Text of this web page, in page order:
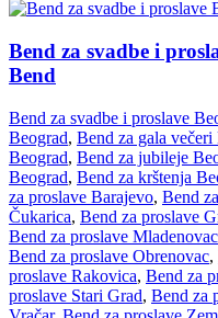
Bend za svadbe i
Bend
Bend za svadbe i proslave
Beograd, Bend za gala večeri
Beograd, Bend za jubileje
Beograd, Bend za krštenja
za proslave Barajevo, Bend
Čukarica, Bend za proslave
Bend za proslave Mladenovac
Bend za proslave Obrenovac,
proslave Rakovica, Bend za
proslave Stari Grad, Bend za